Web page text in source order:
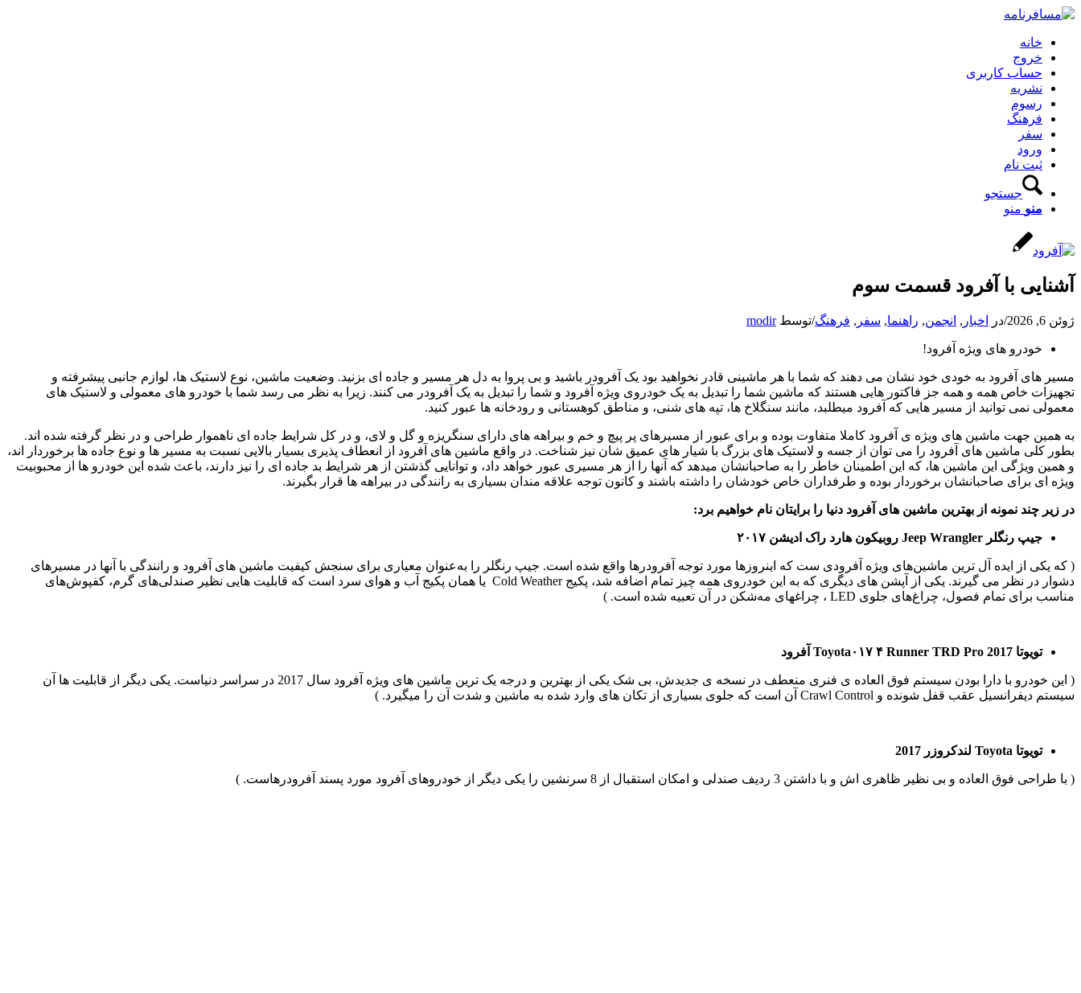
خانه
خروج
حساب کاربری
نشریه
رسوم
فرهنگ
سفر
ورود
ثبت نام
جستجو
منو منو
آشنایی با آفرود قسمت سوم
ژوئن 6, 2026 /در اخبار , انجمن, راهنما, سفر , فرهنگ/توسطmodir
خودرو های ویژه آفرود!
مسیر های آفرود به خودی خود نشان می دهند که شما با هر ماشینی قادر نخواهید بود یک آفرودر باشید و بی پروا به دل هر مسیر و جاده ای بزنید. وضعیت ماشین، نوع لاستیک ها، لوازم جانبی پیشرفته و
تجهیزات خاص همه و همه جز فاکتور هایی هستند که ماشین شما را تبدیل به یک خودروی ویژه آفرود و شما را تبدیل به یک آفرودر می کنند. زیرا به نظر می رسد شما با خودرو های معمولی و لاستیک های
معمولی نمی توانید از مسیر هایی که آفرود میطلبد، مانند سنگلاخ ها، تپه های شنی، و مناطق کوهستانی و رودخانه ها عبور کنید.
به همین جهت ماشین های ویژه ی آفرود کاملا متفاوت بوده و برای عبور از مسیرهای پر پیچ و خم و بیراهه های دارای سنگریزه و گل و لای، و در کل شرایط جاده ای ناهموار طراحی و در نظر گرفته شده اند.
بطور کلی ماشین های آفرود را می توان از جسه و لاستیک های بزرگ با شیار های عمیق شان نیز شناخت. در واقع ماشین های آفرود از انعطاف پذیری بسیار بالایی نسبت به مسیر ها و نوع جاده ها برخوردار اند،
و همین ویژگی این ماشین ها، که این اطمینان خاطر را به صاحبانشان میدهد که آنها را از هر مسیری عبور خواهد داد، و توانایی گذشتن از هر شرایط بد جاده ای را نیز دارند، باعث شده این خودرو ها از محبوبیت
ویژه ای برای صاحبانشان برخوردار بوده و طرفداران خاص خودشان را داشته باشند و کانون توجه علاقه مندان بسیاری به رانندگی در بیراهه ها قرار بگیرند.
در زیر چند نمونه از بهترین ماشین های آفرود دنیا را برایتان نام خواهیم برد:
جیپ رنگلر Jeep Wrangler روبیکون هارد راک ادیشن ۲۰۱۷
( که یکی از ایده آل ترین ماشین‌های ویژه آفرودی ست که اینروزها مورد توجه آفرودرها واقع شده است. جیپ رنگلر را به‌عنوان معیاری برای سنجش کیفیت ماشین های آفرود و رانندگی با آنها در مسیرهای
دشوار در نظر می گیرند. یکی از آپشن های دیگری که به این خودروی همه چیز تمام اضافه شد، پکیج Cold Weather یا همان پکیج آب و هوای سرد است که قابلیت هایی نظیر صندلی‌های گرم، کفپوش‌های
مناسب برای تمام فصول، چراغ‌های جلوی LED ، چراغهای مه‌شکن در آن تعبیه شده است. )
تویوتا Toyota ۰۱۷ ۴ Runner TRD Pro 2017 آفرود
( این خودرو با دارا بودن سیستم فوق العاده ی فنری منعطف در نسخه ی جدیدش، بی شک یکی از بهترین و درجه یک ترین ماشین های ویژه آفرود سال 2017 در سراسر دنیاست. یکی دیگر از قابلیت ها آن
سیستم دیفرانسیل عقب قفل شونده و Crawl Control آن است که جلوی بسیاری از تکان های وارد شده به ماشین و شدت آن را میگیرد. )
تویوتا Toyota لندکروزر 2017
( با طراحی فوق العاده و بی نظیر ظاهری اش و با داشتن 3 ردیف صندلی و امکان استقبال از 8 سرنشین را یکی دیگر از خودروهای آفرود مورد پسند آفرودرهاست. )